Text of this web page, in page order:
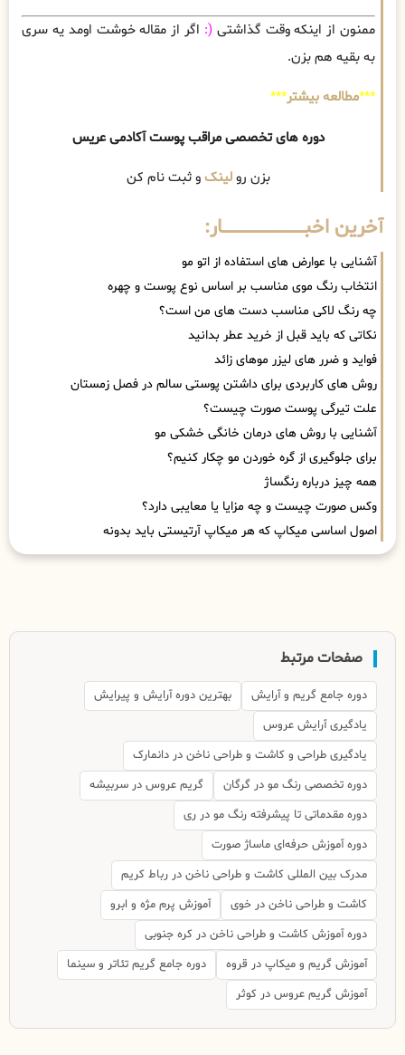
ممنون از اینکه وقت گذاشتی(: اگر از مقاله خوشت اومد یه سری
به بقیه هم بزن.
***مطالعه بیشتر***
دوره های تخصصی مراقب پوست آکادمی عریس
بزن رولینکو ثبت نام کن
آخرین اخبــــــــــــــــــــــــــــــار:
آشنایی با عوارض های استفاده از اتو مو
انتخاب رنگ موی مناسب بر اساس نوع پوست و چهره
چه رنگ لاکی مناسب دست های من است؟
نکاتی که باید قبل از خرید عطر بدانید
فواید و ضرر های لیزر موهای زائد
روش های کاربردی برای داشتن پوستی سالم در فصل زمستان
علت تیرگی پوست صورت چیست؟
آشنایی با روش های درمان خانگی خشکی مو
برای جلوگیری از گره خوردن مو چکار کنیم؟
همه چیز درباره رنگساژ
وکس صورت چیست و چه مزایا یا معایبی دارد؟
اصول اساسی میکاپ که هر میکاپ آرتیستی باید بدونه
صفحات مرتبط
دوره جامع گریم و آرایش
بهترین دوره آرایش و پیرایش
یادگیری آرایش عروس
یادگیری طراحی و کاشت و طراحی ناخن در دانمارک
دوره تخصصی رنگ مو در گرگان
گریم عروس در سربیشه
دوره مقدماتی تا پیشرفته رنگ مو در ری
دوره آموزش حرفه‌ای ماساژ صورت
مدرک بین المللی کاشت و طراحی ناخن در رباط کریم
کاشت و طراحی ناخن در خوی
آموزش پرم مژه و ابرو
دوره آموزش کاشت و طراحی ناخن در کره جنوبی
آموزش گریم و میکاپ در قروه
دوره جامع گریم تئاتر و سینما
آموزش گریم عروس در کوثر